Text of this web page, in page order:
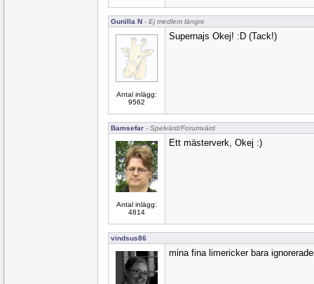
Gunilla N - Ej medlem längre
Antal inlägg:
9562
Supernajs Okej! :D (Tack!)
Bamsefar - Spelvärd/Forumvärd
Antal inlägg:
4814
Ett mästerverk, Okej :)
vindsus86
mina fina limericker bara